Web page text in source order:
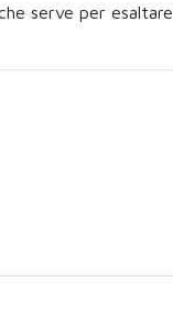
serve per